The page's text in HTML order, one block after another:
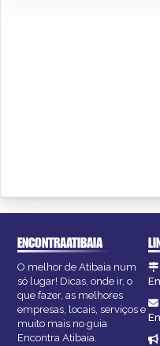
ENCONTRAATIBAIA
O melhor de Atibaia num
só lugar! Dicas, onde ir, o
que fazer, as melhores
empresas, locais, serviços e
muito mais no guia
Encontra Atibaia.